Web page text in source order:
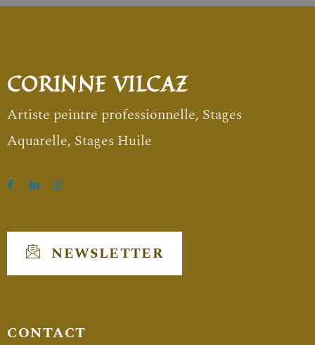
CORINNE VILCAZ
Artiste peintre professionnelle, Stages
Aquarelle, Stages Huile
NEWSLETTER
CONTACT